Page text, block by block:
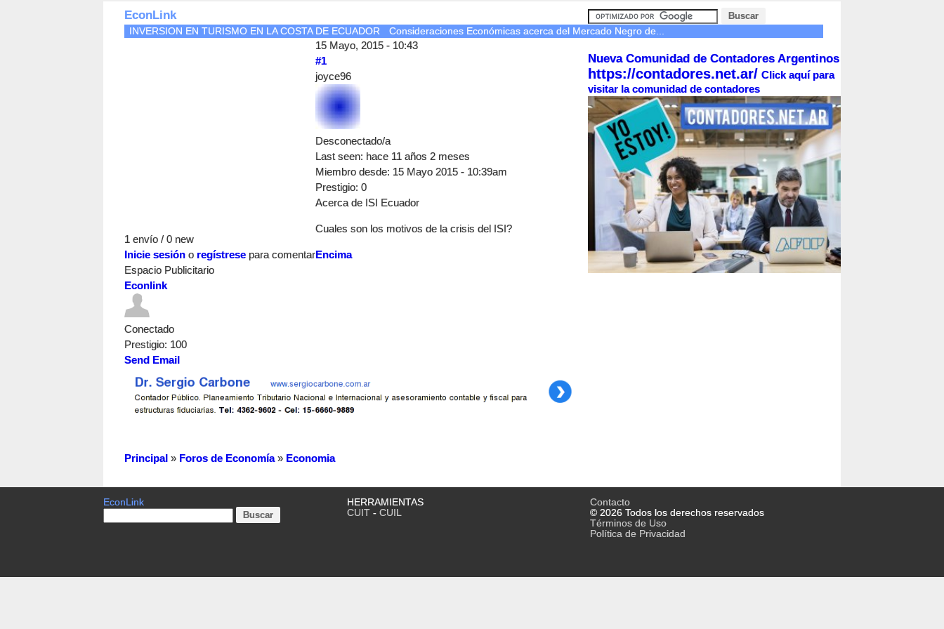
EconLink
INVERSION EN TURISMO EN LA COSTA DE ECUADOR Consideraciones Económicas acerca del Mercado Negro de...
1 envío / 0 new
Inicie sesión o regístrese para comentar
15 Mayo, 2015 - 10:43
#1
joyce96
Desconectado/a
Last seen: hace 11 años 2 meses
Miembro desde: 15 Mayo 2015 - 10:39am
Prestigio: 0
Acerca de ISI Ecuador
Cuales son los motivos de la crisis del ISI?
Encima
Espacio Publicitario
Econlink
Conectado
Prestigio: 100
Send Email
Principal » Foros de Economía» Economia
Nueva Comunidad de Contadores Argentinos
https://contadores.net.ar/ Click aquí para
visitar la comunidad de contadores
EconLink
HERRAMIENTAS
CUIT- CUIL
Contacto
© 2026 Todos los derechos reservados
Términos de Uso
Política de Privacidad